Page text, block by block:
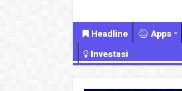
Headline Apps
Investasi